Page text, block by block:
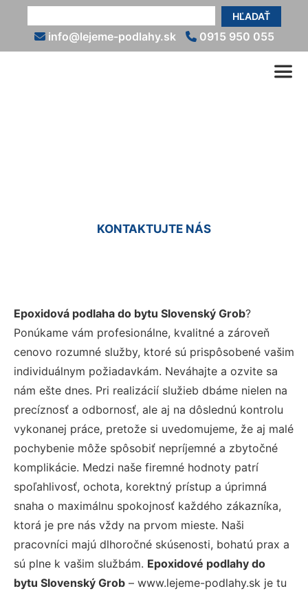
HĽADAŤ
info@lejeme-podlahy.sk 0915 950 055
KONTAKTUJTE NÁS
Epoxidová podlaha do bytu Slovenský Grob?
Ponúkame vám profesionálne, kvalitné a zároveň
cenovo rozumné služby, ktoré sú prispôsobené vašim
individuálnym požiadavkám. Neváhajte a ozvite sa
nám ešte dnes. Pri realizácií služieb dbáme nielen na
precíznosť a odbornosť, ale aj na dôslednú kontrolu
vykonanej práce, pretože si uvedomujeme, že aj malé
pochybenie môže spôsobiť nepríjemné a zbytočné
komplikácie. Medzi naše firemné hodnoty patrí
spoľahlivosť, ochota, korektný prístup a úprimná
snaha o maximálnu spokojnosť každého zákazníka,
ktorá je pre nás vždy na prvom mieste. Naši
pracovníci majú dlhoročné skúsenosti, bohatú prax a
sú plne k vašim službám. Epoxidové podlahy do
bytu Slovenský Grob – www.lejeme-podlahy.sk je tu